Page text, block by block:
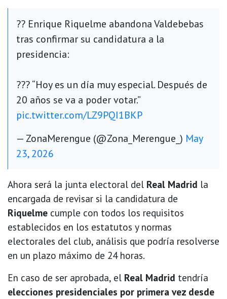
?? Enrique Riquelme abandona Valdebebas
tras confirmar su candidatura a la
presidencia:
??? “Hoy es un día muy especial. Después de
20 años se va a poder votar.”
pic.twitter.com/LZ9PQI1BKP
— ZonaMerengue (@Zona_Merengue_) May
23, 2026
Ahora será la junta electoral del Real Madrid la
encargada de revisar si la candidatura de
Riquelme cumple con todos los requisitos
establecidos en los estatutos y normas
electorales del club, análisis que podría resolverse
en un plazo máximo de 24 horas.
En caso de ser aprobada, el Real Madrid tendría
elecciones presidenciales por primera vez desde